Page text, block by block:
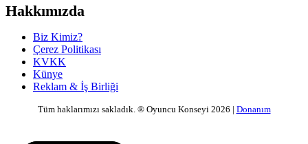
Hakkımızda
Biz Kimiz?
Çerez Politikası
KVKK
Künye
Reklam & İş Birliği
Tüm haklarımızı sakladık. ® Oyuncu Konseyi 2026 | Donanım